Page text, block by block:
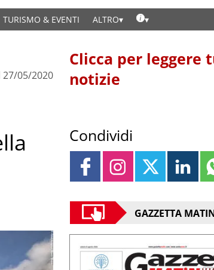
TURISMO & EVENTI ALTRO
27/05/2020
Clicca per leggere
notizie
Condividi
GAZZETTA